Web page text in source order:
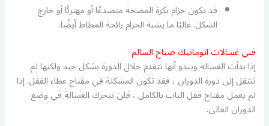
قد يكون حزام بكرة المضخة متصدعًا أو مهترئًا أو خارج
الشكل. غالبًا ما يشبه الحزام رائحة المطاط أيضًا.
فني غسالات اتوماتيك صباح السالم
إذا بدأت الغسالة ويبدو أنها تتقدم خلال الدورة بشكل جيد ولكنها لم
تنتقل إلى دورة الدوران ، فقد تكون المشكلة في مفتاح غطاء القفل. إذا
لم يعمل مفتاح قفل الباب بالكامل ، فلن تتحرك الغسالة في وضع
الدوران العالي.